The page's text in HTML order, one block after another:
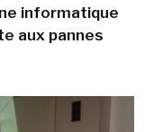
informatique
aux pannes